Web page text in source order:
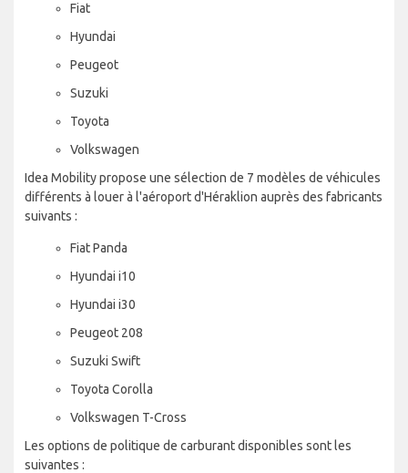
Fiat
Hyundai
Peugeot
Suzuki
Toyota
Volkswagen
Idea Mobility propose une sélection de 7 modèles de véhicules
différents à louer à l'aéroport d'Héraklion auprès des fabricants
suivants :
Fiat Panda
Hyundai i10
Hyundai i30
Peugeot 208
Suzuki Swift
Toyota Corolla
Volkswagen T-Cross
Les options de politique de carburant disponibles sont les
suivantes :